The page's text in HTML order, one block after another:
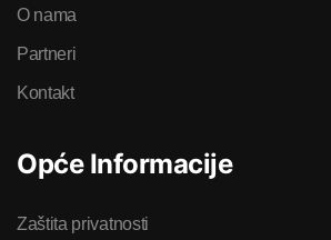
O nama
Partneri
Kontakt
Opće Informacije
Zaštita privatnosti